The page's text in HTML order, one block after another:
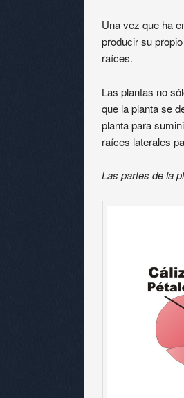
Una vez que ha
producir su
raíces.
Las plantas no
que la planta se
planta para
raíces laterales
Las partes de la